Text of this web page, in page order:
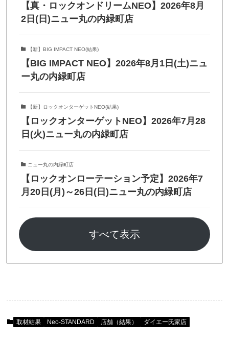
【真・ロックオンドリームNEO】2026年8月
2日(日)ニュー丸の内緑町店
【新】BIG IMPACT NEO(結果)
【BIG IMPACT NEO】2026年8月1日(土)ニュ
ー丸の内緑町店
【新】ロックオンターゲットNEO(結果)
【ロックオンターゲットNEO】2026年7月28
日(火)ニュー丸の内緑町店
ニュー丸の内緑町店
【ロックオンローテーション予定】2026年7
月20日(月)～26日(日)ニュー丸の内緑町店
すべて表示
取材結果 Neo-STANDARD 店舗（結果） ダイエー氏家店